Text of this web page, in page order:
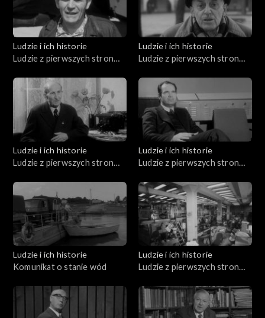
Ludzie i ich historie
Ludzie z pierwszych stron
Ludzie i ich historie
Ludzie z pierwszych stron
Ludzie i ich historie
Ludzie z pierwszych stron
Ludzie i ich historie
Ludzie z pierwszych stron
Ludzie i ich historie
Komunikat o stanie wód
Ludzie i ich historie
Ludzie z pierwszych stron